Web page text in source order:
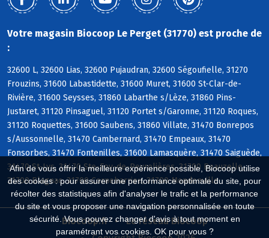
Afin de vous offrir la meilleure expérience possible, Biocoop utilise
des cookies : pour assurer une performance optimale du site, pour
récolter des statistiques afin d'analyser le trafic et la performance
du site et vous proposer une navigation personnalisée en toute
sécurité. Vous pouvez changer d'avis à tout moment en
paramétrant vos cookies. OK pour vous ?
Votre magasin Biocoop Le Perget (31770) est proche de
:
32600 L, 32600 Lias, 32600 Pujaudran, 32600 Ségoufielle, 31270
Frouzins, 31600 Labastidette, 31600 Muret, 31600 St-Clar-de-
Rivière, 31600 Seysses, 31860 Labarthe s/Lèze, 31860 Pins-
Justaret, 31120 Pinsaguel, 31120 Portet s/Garonne, 31120 Roques,
31120 Roquettes, 31600 Saubens, 31860 Villate, 31470 Bonrepos
s/Aussonnelle, 31470 Cambernard, 31470 Empeaux, 31470
Fonsorbes, 31470 Fontenilles, 31600 Lamasquère, 31470 Saiguède,
31470 St-Lys, 31470 Ste-Foy-de-Peyrolières, 31700 Beauzelle,
31700 Blagnac, 31700 Cornebarrieu, 31700 Mondonville
Biocoop.fr
Le réseau Biocoop